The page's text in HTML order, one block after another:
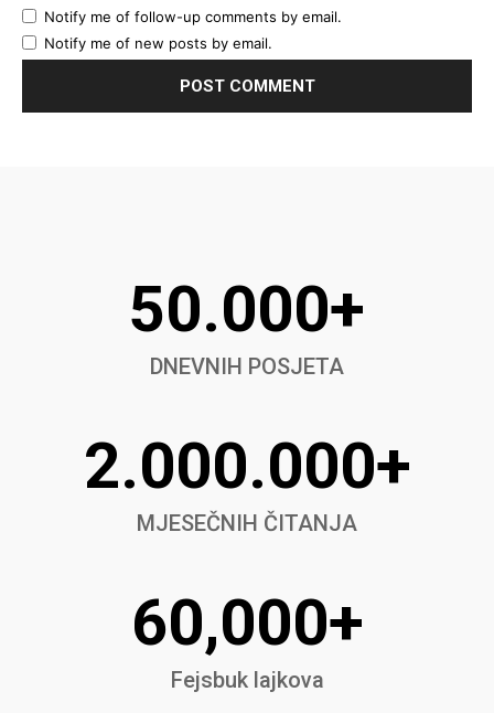
Notify me of follow-up comments by email.
Notify me of new posts by email.
50.000+
DNEVNIH POSJETA
2.000.000+
MJESEČNIH ČITANJA
60,000+
Fejsbuk lajkova